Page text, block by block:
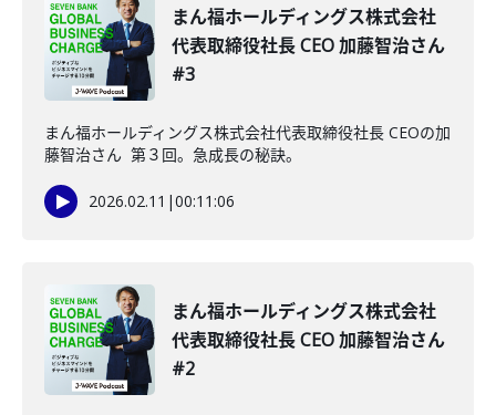
まん福ホールディングス株式会社
代表取締役社長 CEO 加藤智治さん
#3
まん福ホールディングス株式会社代表取締役社長 CEOの加
藤智治さん 第３回。急成長の秘訣。
2026.02.11 |00:11:06
まん福ホールディングス株式会社
代表取締役社長 CEO 加藤智治さん
#2